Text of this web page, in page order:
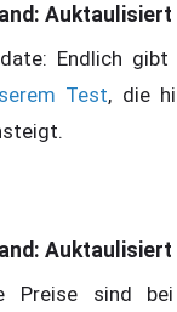
Auktaulisiert
Endlich
Test, die
Auktaulisiert
Preise sind